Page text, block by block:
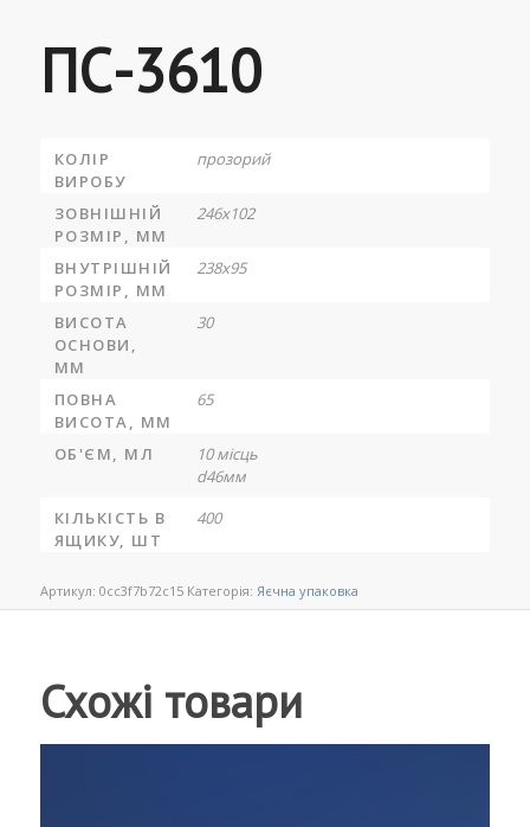
ПС-3610
КОЛІР
ВИРОБУ
прозорий
ЗОВНІШНІЙ
РОЗМІР, ММ
246х102
ВНУТРІШНІЙ
РОЗМІР, ММ
238х95
ВИСОТА
ОСНОВИ,
ММ
30
ПОВНА
ВИСОТА, ММ
65
ОБ'ЄМ, МЛ
10 місць
d46мм
КІЛЬКІСТЬ В
ЯЩИКУ, ШТ
400
Артикул: 0cc3f7b72c15 Категорія: Яєчна упаковка
Схожі товари